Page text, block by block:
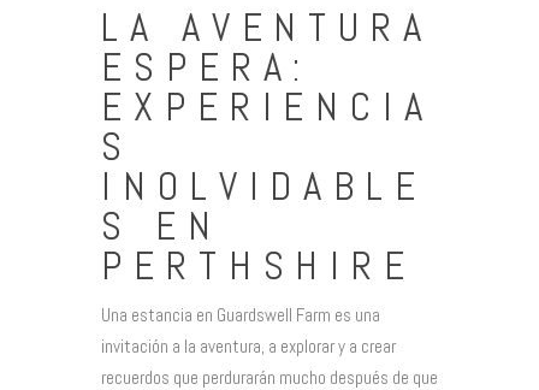
LA AVENTURA
ESPERA:
EXPERIENCIA
S
INOLVIDABLE
S EN
PERTHSHIRE
Una estancia en Guardswell Farm es una
invitación a la aventura, a explorar y a crear
recuerdos que perdurarán mucho después de que